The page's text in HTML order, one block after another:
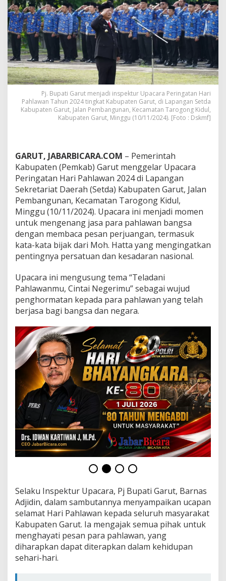
r
U
p
a
a
r
a
P
e
r
i
n
a
n
H
a
r
i
P
a
l
a
w
n
2
0
2
4
Pj. Bupati Garut menjadi inspektur Upacara Peringatan Hari
Pahlawan Tahun 2024 tingkat Kabupaten Garut, di Lapangan Setda
Kabupaten Garut, Jalan Pembangunan, Kecamatan Tarogong Kidul,
Kabupaten Garut, Minggu (10/11/2024). [Foto : Dskmf]
GARUT, JABARBICARA.COM – Pemerintah
Kabupaten (Pemkab) Garut menggelar Upacara
Peringatan Hari Pahlawan 2024 di Lapangan
Sekretariat Daerah (Setda) Kabupaten Garut, Jalan
Pembangunan, Kecamatan Tarogong Kidul,
Minggu (10/11/2024). Upacara ini menjadi momen
untuk mengenang jasa para pahlawan bangsa
dengan membaca pesan perjuangan, termasuk
kata-kata bijak dari Moh. Hatta yang mengingatkan
pentingnya persatuan dan kesadaran nasional.
Upacara ini mengusung tema “Teladani
Pahlawanmu, Cintai Negerimu” sebagai wujud
penghormatan kepada para pahlawan yang telah
berjasa bagi bangsa dan negara.
Selaku Inspektur Upacara, Pj Bupati Garut, Barnas
Adjidin, dalam sambutannya menyampaikan ucapan
selamat Hari Pahlawan kepada seluruh masyarakat
Kabupaten Garut. Ia mengajak semua pihak untuk
menghayati pesan para pahlawan, yang
diharapkan dapat diterapkan dalam kehidupan
sehari-hari.